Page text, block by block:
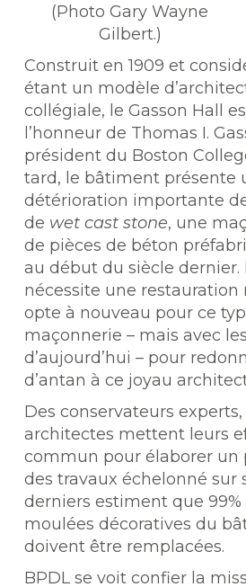
(Photo Gary Wayne
Gilbert.)
Construit en 1909 et
étant un modèle
collégiale, le Gasson Hall
l’honneur de Thomas I.
président du Boston
tard, le bâtiment présente
détérioration importante
de wet cast stone, une
de pièces de béton
au début du siècle dernier.
nécessite une restauration
opte à nouveau pour ce
maçonnerie – mais avec
d’aujourd’hui – pour
d’antan à ce joyau
Des conservateurs
architectes mettent leurs
commun pour élaborer un
des travaux échelonné sur
derniers estiment que 99%
moulées décoratives du
doivent être remplacées.
BPDL se voit confier la